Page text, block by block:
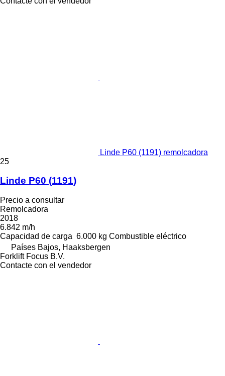
Linde P60 (1191) remolcadora
25
Linde P60 (1191)
Precio a consultar
Remolcadora
2018
6.842 m/h
Capacidad de carga 6.000 kg Combustible eléctrico
Países Bajos, Haaksbergen
Forklift Focus B.V.
Contacte con el vendedor